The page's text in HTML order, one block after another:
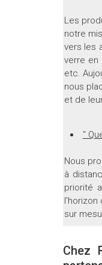
Les
notre
vers les
verre en
etc.
nous
et de
"
Nous
à
priorité
l'horizon
sur
Chez